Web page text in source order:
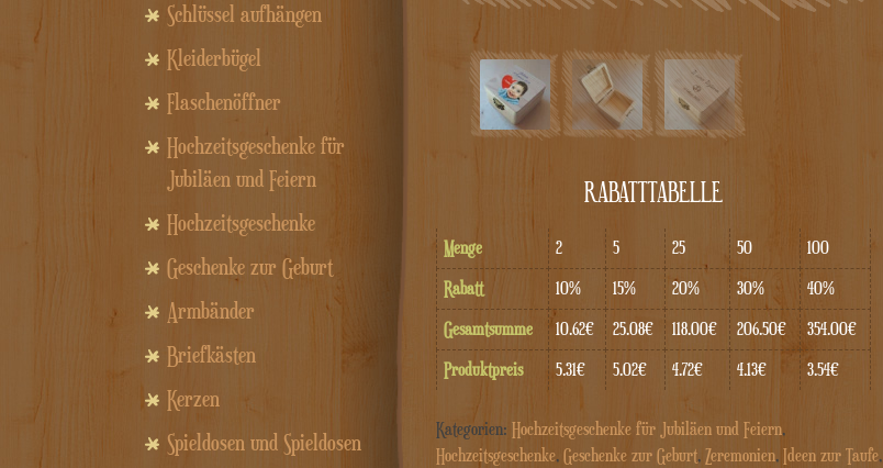
RABATTTABELLE
Menge 2 5 25 50
100
Rabatt
10% 15% 20% 30%
40%
Gesamtsumme
10.62€ 25.08€ 118.00€ 206.50€
354.00€
Produktpreis
5.31€ 5.02€ 4.72€ 4.13€ 3.54€
Kategorien: Hochzeitsgeschenke für Jubiläen und Feiern,
Hochzeitsgeschenke, Geschenke zur Geburt, Zeremonien, Ideen zur Taufe,
Schlüssel aufhängen
Kleiderbügel
Flaschenöffner
Hochzeitsgeschenke für
Jubiläen und Feiern
Hochzeitsgeschenke
Geschenke zur Geburt
Armbänder
Briefkästen
Kerzen
Spieldosen und Spieldosen